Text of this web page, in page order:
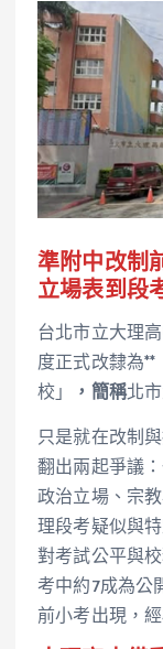
準附中改制
立場表到段
台北市立大理
度正式改隸為
校」
，簡稱北
只是就在改制
翻出兩起爭議
政治立場、宗
理段考疑似與
對考試公平與
考中約7成為公
前小考出現，